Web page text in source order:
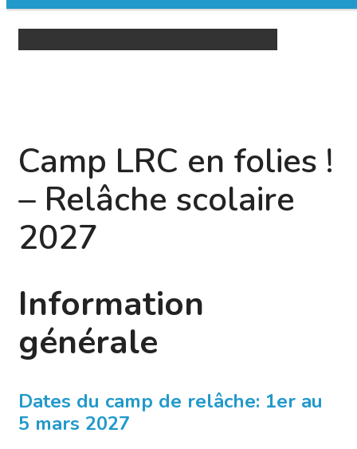
Camp LRC en folies !
– Relâche scolaire
2027
Information
générale
Dates du camp de relâche: 1er au
5 mars 2027